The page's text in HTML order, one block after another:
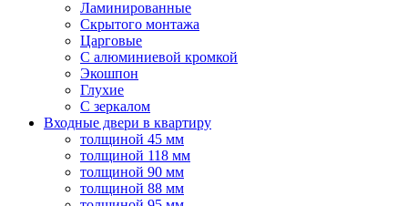
Ламинированные
Скрытого монтажа
Царговые
С алюминиевой кромкой
Экошпон
Глухие
С зеркалом
Входные двери в квартиру
толщиной 45 мм
толщиной 118 мм
толщиной 90 мм
толщиной 88 мм